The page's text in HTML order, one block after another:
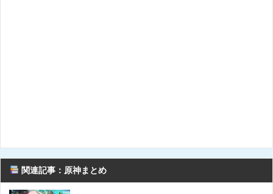
関連記事：原神まとめ